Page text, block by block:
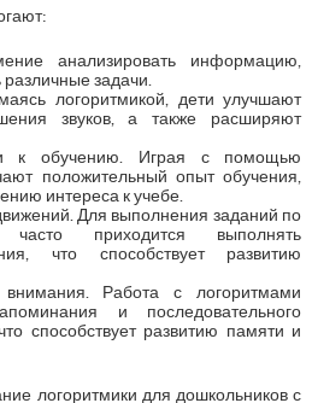
анализировать информацию,
задачи.
логоритмикой, дети улучшают
звуков, а также расширяют
к обучению. Играя с помощью
положительный опыт обучения,
интереса к учебе.
Для выполнения заданий по
часто приходится выполнять
что способствует развитию
Работа с логоритмами
и последовательного
способствует развитию памяти и
логоритмики для дошкольников с